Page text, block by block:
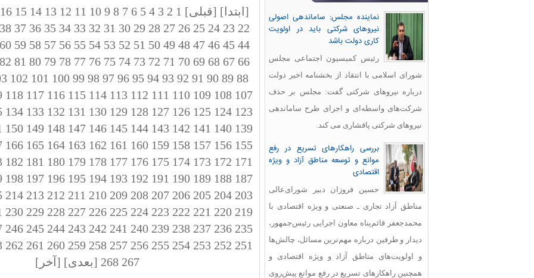
نماینده مجلس: ساماندهی اصولی
نیروهای شرکتی باید در اولویت
کاری دولت باشد
رئیس کمیسیون اجتماعی مجلس
شورای اسلامی با انتقاد از بخشنامه اخیر دولت
درباره نیروهای شرکتی گفت: مجلس بر حذف
شرکت‌های واسطه‌ای و اجرای طرح ساماندهی
نیروهای شرکتی پافشاری می کند.
بررسی راهکارهای تسریع در رفع
موانع و توسعه مناطق آزاد و ویژه
اقتصادی
حسین فروزان دبیر شورای‌عالی
مناطق آزاد تجاری ـ صنعتی و ویژه اقتصادی با
محمدجعفر قائم‌پناه معاون اجرایی رئیس‌جمهور،
دیدار و طرفین درباره مهم‌ترین مسائل، چالش‌ها
و اولویت‌های مناطق آزاد و ویژه اقتصادی و
همچنین راهکارهای تسریع در رفع موانع پیش‌روی
[ابتدا] [قبلی] 1
2
3
4
5
6
7
8
9
10
11
12
13
14
15
16
22
23
24
25
26
27
28
29
30
31
32
33
34
35
36
37
38
44
45
46
47
48
49
50
51
52
53
54
55
56
57
58
59
60
66
67
68
69
70
71
72
73
74
75
76
77
78
79
80
81
82
88
89
90
91
92
93
94
95
96
97
98
99
100
101
102
107
108
109
110
111
112
113
114
115
116
117
118
123
124
125
126
127
128
129
130
131
132
133
134
139
140
141
142
143
144
145
146
147
148
149
150
155
156
157
158
159
160
161
162
163
164
165
166
171
172
173
174
175
176
177
178
179
180
181
182
187
188
189
190
191
192
193
194
195
196
197
198
203
204
205
206
207
208
209
210
211
212
213
214
219
220
221
222
223
224
225
226
227
228
229
230
235
236
237
238
239
240
241
242
243
244
245
246
251
252
253
254
255
256
257
258
259
260
261
262
267
268 [بعدی] [آخر]